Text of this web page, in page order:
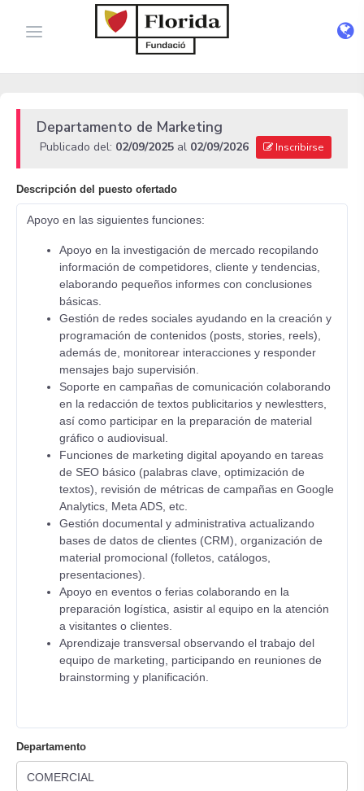
Departamento de Marketing
Publicado del: 02/09/2025 al 02/09/2026 Inscribirse
Descripción del puesto ofertado
Apoyo en las siguientes funciones:
Apoyo en la investigación de mercado recopilando
información de competidores, cliente y tendencias,
elaborando pequeños informes con conclusiones
básicas.
Gestión de redes sociales ayudando en la creación y
programación de contenidos (posts, stories, reels),
además de, monitorear interacciones y responder
mensajes bajo supervisión.
Soporte en campañas de comunicación colaborando
en la redacción de textos publicitarios y newlestters,
así como participar en la preparación de material
gráfico o audiovisual.
Funciones de marketing digital apoyando en tareas
de SEO básico (palabras clave, optimización de
textos), revisión de métricas de campañas en Google
Analytics, Meta ADS, etc.
Gestión documental y administrativa actualizando
bases de datos de clientes (CRM), organización de
material promocional (folletos, catálogos,
presentaciones).
Apoyo en eventos o ferias colaborando en la
preparación logística, asistir al equipo en la atención
a visitantes o clientes.
Aprendizaje transversal observando el trabajo del
equipo de marketing, participando en reuniones de
brainstorming y planificación.
Departamento